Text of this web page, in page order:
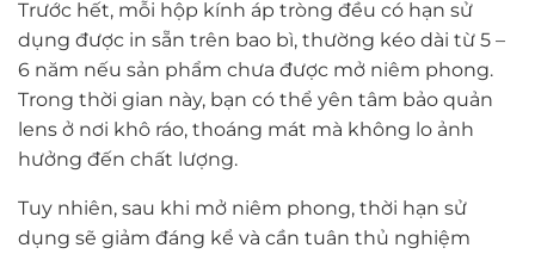
Trước hết, mỗi hộp kính áp tròng đều có hạn sử
dụng được in sẵn trên bao bì, thường kéo dài từ 5 –
6 năm nếu sản phẩm chưa được mở niêm phong.
Trong thời gian này, bạn có thể yên tâm bảo quản
lens ở nơi khô ráo, thoáng mát mà không lo ảnh
hưởng đến chất lượng.
Tuy nhiên, sau khi mở niêm phong, thời hạn sử
dụng sẽ giảm đáng kể và cần tuân thủ nghiệm